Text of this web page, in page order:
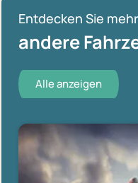
Entdecken Sie
andere
Alle anzeigen